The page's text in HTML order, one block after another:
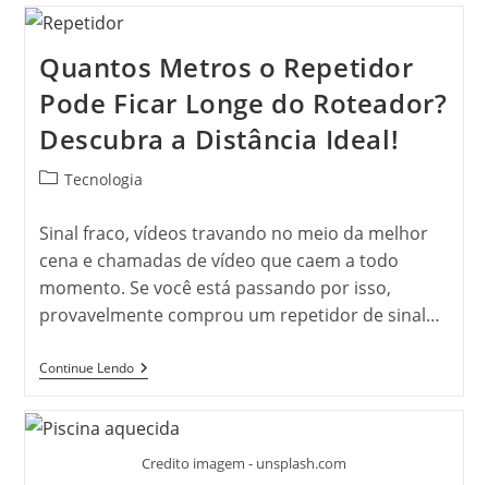
Dupla
Do
Mundo
Com
80
FPS
Chegou
Kickstarter
Em
10
De
Julho:
Bigme
2
A
Apenas
544,50
Quantos Metros o Repetidor
Pode Ficar Longe do Roteador?
Descubra a Distância Ideal!
Categoria
post:
Tecnologia
Sinal fraco, vídeos travando no meio da melhor
cena e chamadas de vídeo que caem a todo
momento. Se você está passando por isso,
provavelmente comprou um repetidor de sinal…
Continue LendoQuantos
Metros
Repetidor
Pode
Ficar
Longe
Credito imagem - unsplash.com